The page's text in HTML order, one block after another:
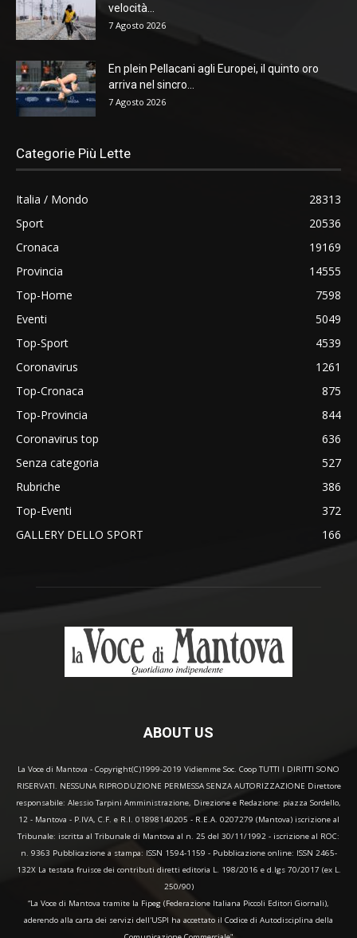
velocità...
7 Agosto 2026
En plein Pellacani agli Europei, il quinto oro
arriva nel sincro...
7 Agosto 2026
Categorie Più Lette
Italia / Mondo
28313
Sport
20536
Cronaca
19169
Provincia
14555
Top-Home
7598
Eventi
5049
Top-Sport
4539
Coronavirus
1261
Top-Cronaca
875
Top-Provincia
844
Coronavirus top
636
Senza categoria
527
Rubriche
386
Top-Eventi
372
GALLERY DELLO SPORT
166
ABOUT US
La Voce di Mantova - Copyright(C)1999-2019 Vidiemme Soc. Coop TUTTI I DIRITTI SONO
RISERVATI. NESSUNA RIPRODUZIONE PERMESSA SENZA AUTORIZZAZIONE Direttore
responsabile: Alessio Tarpini Amministrazione, Direzione e Redazione: piazza Sordello,
12 - Mantova - P.IVA, C.F. e R.I. 01898140205 - R.E.A. 0207279 (Mantova) iscrizione al
Tribunale: iscritta al Tribunale di Mantova al n. 25 del 30/11/1992 - iscrizione al ROC:
n. 9363 Pubblicazione a stampa: ISSN 1594-1159 - Pubblicazione online: ISSN 2465-
132X La testata fruisce dei contributi diretti editoria L. 198/2016 e d.lgs 70/2017 (ex L.
250/90)
“La Voce di Mantova tramite la Fipeg (Federazione Italiana Piccoli Editori Giornali),
aderendo alla carta dei servizi dell'USPI ha accettato il Codice di Autodisciplina della